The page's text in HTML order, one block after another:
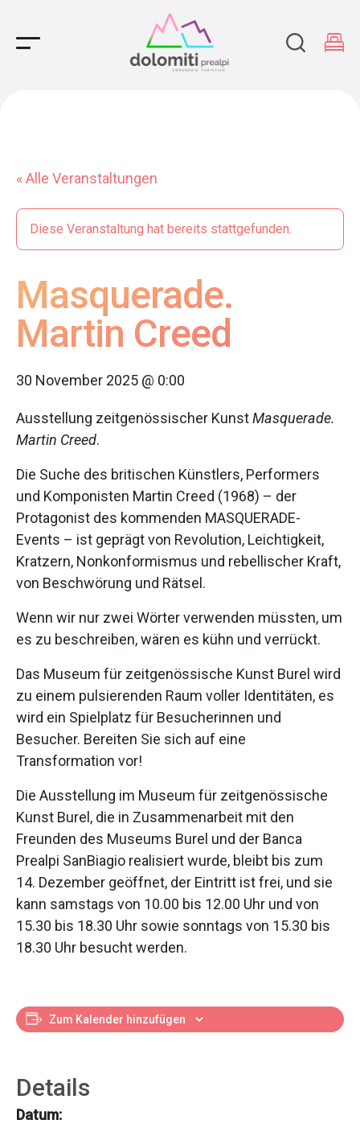
Main Navigation
« Alle Veranstaltungen
Diese Veranstaltung hat bereits stattgefunden.
Masquerade.
Martin Creed
30 November 2025 @ 0:00
Ausstellung zeitgenössischer KunstMasquerade.
Martin Creed.
Die Suche des britischen Künstlers, Performers
und Komponisten Martin Creed (1968) – der
Protagonist des kommenden MASQUERADE-
Events – ist geprägt von Revolution, Leichtigkeit,
Kratzern, Nonkonformismus und rebellischer Kraft,
von Beschwörung und Rätsel.
Wenn wir nur zwei Wörter verwenden müssten, um
es zu beschreiben, wären es kühn und verrückt.
Das Museum für zeitgenössische Kunst Burel wird
zu einem pulsierenden Raum voller Identitäten, es
wird ein Spielplatz für Besucherinnen und
Besucher. Bereiten Sie sich auf eine
Transformation vor!
Die Ausstellung im Museum für zeitgenössische
Kunst Burel, die in Zusammenarbeit mit den
Freunden des Museums Burel und der Banca
Prealpi SanBiagio realisiert wurde, bleibt bis zum
14. Dezember geöffnet, der Eintritt ist frei, und sie
kann samstags von 10.00 bis 12.00 Uhr und von
15.30 bis 18.30 Uhr sowie sonntags von 15.30 bis
18.30 Uhr besucht werden.
Zum Kalender hinzufügen
Details
Datum: